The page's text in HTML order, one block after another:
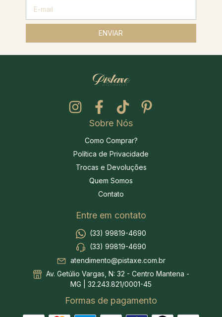
Sobre Nós
Como Comprar?
Política de Privacidade
Trocas e Devoluções
Quem Somos
Contato
Entre em contato
(33) 99819-4690
(33) 99819-4690
atendimento@pistaxe.com.br
Av. Getúlio Vargas, N: 32 - Centro Mantena -
MG | 32.243.821/0001-45
Formas de pagamento